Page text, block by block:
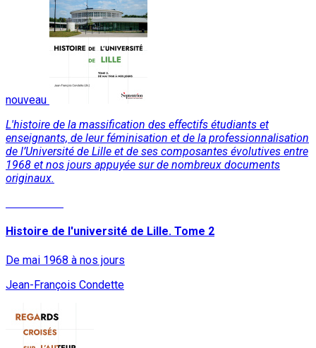
nouveau
L'histoire de la massification des effectifs étudiants et
enseignants, de leur féminisation et de la professionnalisation
de l’Université de Lille et de ses composantes évolutives entre
1968 et nos jours appuyée sur de nombreux documents
originaux.
Histoire de l'université de Lille. Tome 2
De mai 1968 à nos jours
Jean-François Condette